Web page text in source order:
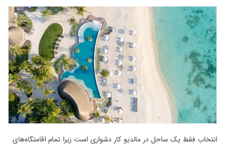
انتخاب فقط یک ساحل در مالدیو کار دشواری است زیرا تمام اقامتگاه‌های